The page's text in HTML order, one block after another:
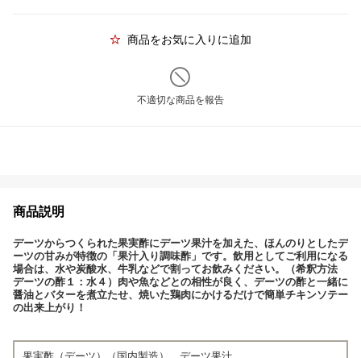
商品をお気に入りに追加
不適切な商品を報告
商品説明
デーツからつくられた果実酢にデーツ果汁を加えた、ほんのりとしたデ
ーツの甘みが特徴の「果汁入り調味酢」です。飲用としてご利用になる
場合は、水や炭酸水、牛乳などで割ってお飲みください。（希釈方法
デーツの酢１：水４）肉や魚などとの相性が良く、デーツの酢と一緒に
醤油とバターを煮立たせ、焼いた鶏肉にかけるだけで簡単チキンソテー
の出来上がり！